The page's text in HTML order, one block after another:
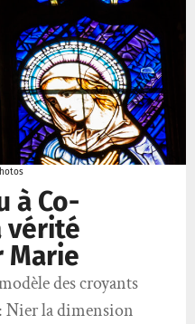
à Co-
vérité
Marie
des croyants
Nier la dimension